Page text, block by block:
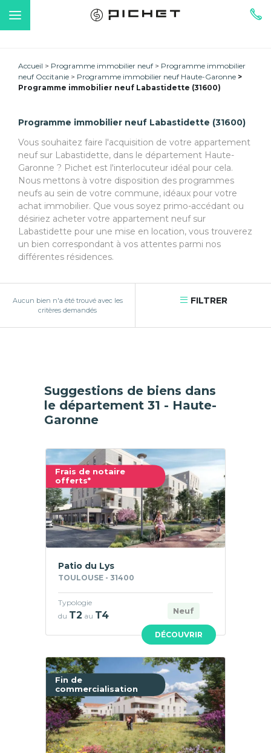
Accueil Programme immobilier neuf
Programme immobilier
neuf Occitanie
Programme immobilier neuf Haute-Garonne
Programme immobilier neuf Labastidette (31600)
Programme immobilier neuf Labastidette (31600)
Vous souhaitez faire l'acquisition de votre appartement
neuf sur Labastidette, dans le département Haute-
Garonne ? Pichet est l'interlocuteur idéal pour cela.
Nous mettons à votre disposition des programmes
neufs au sein de votre commune, idéaux pour votre
achat immobilier. Que vous soyez primo-accédant ou
désiriez acheter votre appartement neuf sur
Labastidette pour une mise en location, vous trouverez
un bien correspondant à vos attentes parmi nos
différentes résidences.
Aucun bien n'a été trouvé avec les
critères demandés
FILTRER
Suggestions de biens dans
le département 31 - Haute-
Garonne
Frais de notaire
offerts*
DÉCOUVRIR
Patio du Lys
TOULOUSE - 31400
Neuf
Typologie
du T2 au T4
Fin de
commercialisation